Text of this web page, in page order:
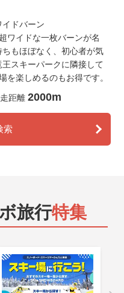
ドバーン
ワイドな一枚バーンが名
もほぼなく、初心者が気
スキーパークに隣接して
を楽しめるのもお得です。
距離 2000m
索
旅行特集